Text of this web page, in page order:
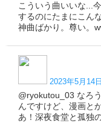
こういう曲いいな...
するのにたまにこん
神曲ばかり。尊い。
2023年5月14
@ryokutou_03 なろ
んですけど、漫画と
あ！深夜食堂と孤独